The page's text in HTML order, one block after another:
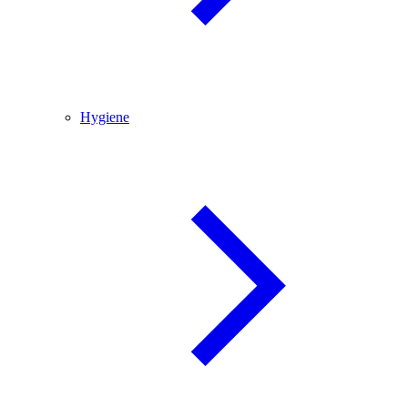
Hygiene